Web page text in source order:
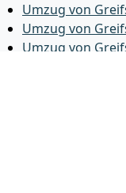
Umzug von
Umzug von
Umzug von